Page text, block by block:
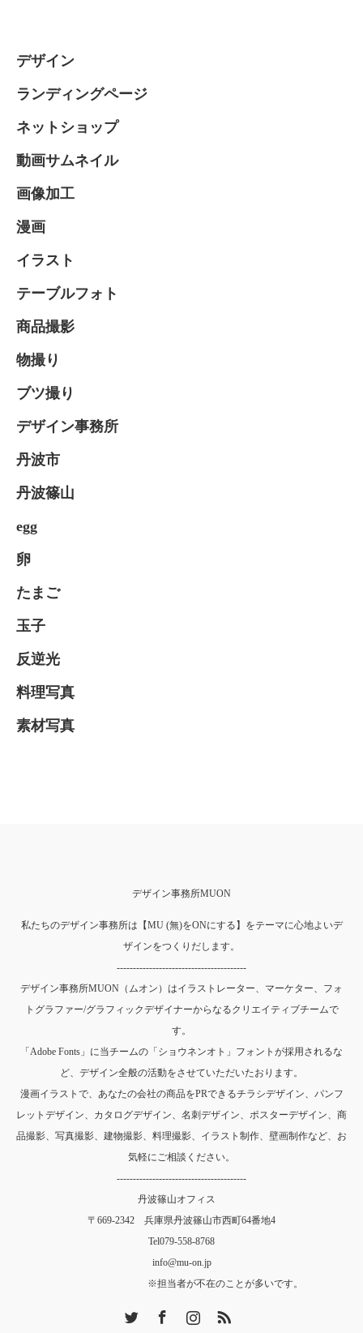
デザイン
ランディングページ
ネットショップ
動画サムネイル
画像加工
漫画
イラスト
テーブルフォト
商品撮影
物撮り
ブツ撮り
デザイン事務所
丹波市
丹波篠山
egg
卵
たまご
玉子
反逆光
料理写真
素材写真
デザイン事務所MUON
私たちのデザイン事務所は【MU (無)をONにする】をテーマに心地よいデ
ザインをつくりだします。
----------------------------------------
デザイン事務所MUON（ムオン）はイラストレーター、マーケター、フォ
トグラファー/グラフィックデザイナーからなるクリエイティブチームで
す。
「Adobe Fonts」に当チームの「ショウネンオト」フォントが採用されるな
ど、デザイン全般の活動をさせていただいたおります。
漫画イラストで、あなたの会社の商品をPRできるチラシデザイン、パンフ
レットデザイン、カタログデザイン、名刺デザイン、ポスターデザイン、商
品撮影、写真撮影、建物撮影、料理撮影、イラスト制作、壁画制作など、お
気軽にご相談ください。
----------------------------------------
丹波篠山オフィス
〒669-2342 兵庫県丹波篠山市西町64番地4
Tel079-558-8768
info@mu-on.jp
※担当者が不在のことが多いです。